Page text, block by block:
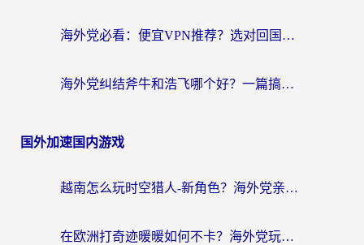
海外党必看：便宜VPN推荐？选对回国加速器才能无缝刷国内剧玩国服
海外党纠结斧牛和浩飞哪个好？一篇搞定回国加速器选择+无缝访问国内资源指南
国外加速国内游戏
越南怎么玩时空猎人-新角色？海外党亲测有效的国服游戏加速指南
在欧洲打奇迹暖暖如何不卡？海外党玩国服游戏的终极加速攻略